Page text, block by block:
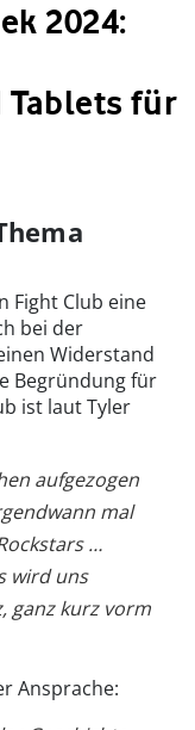
2024:
Tablets für
Fight Club eine
bei der
Widerstand
Begründung für
ist laut Tyler
aufgezogen
mal
…
wird uns
ganz kurz vorm
Ansprache: